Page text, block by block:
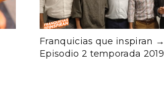
Franquicias que inspiran →
Episodio 2 temporada 2019